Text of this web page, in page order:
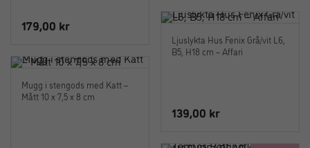
179,00 kr
Ljuslykta Hus Fenix Grå/vit L6,
B5, H18 cm – Affari
139,00 kr
Mugg i stengods med Katt –
Mått 10 x 7,5 x 8 cm